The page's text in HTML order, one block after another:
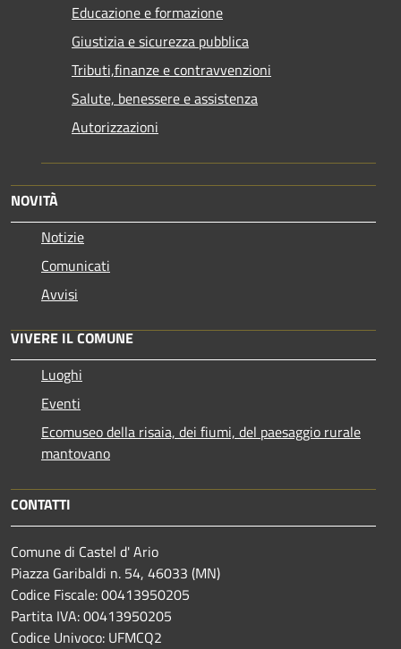
Educazione e formazione
Giustizia e sicurezza pubblica
Tributi,finanze e contravvenzioni
Salute, benessere e assistenza
Autorizzazioni
NOVITÀ
Notizie
Comunicati
Avvisi
VIVERE IL COMUNE
Luoghi
Eventi
Ecomuseo della risaia, dei fiumi, del paesaggio rurale
mantovano
CONTATTI
Comune di Castel d' Ario
Piazza Garibaldi n. 54, 46033 (MN)
Codice Fiscale: 00413950205
Partita IVA: 00413950205
Codice Univoco: UFMCQ2